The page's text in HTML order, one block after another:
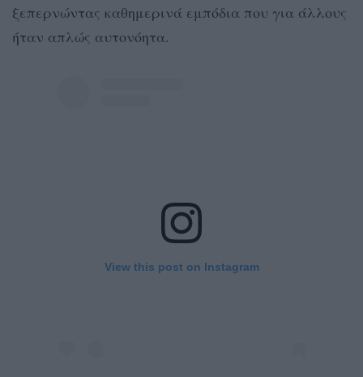
ξεπερνώντας καθημερινά εμπόδια που για άλλους
ήταν απλώς αυτονόητα.
View this post on Instagram